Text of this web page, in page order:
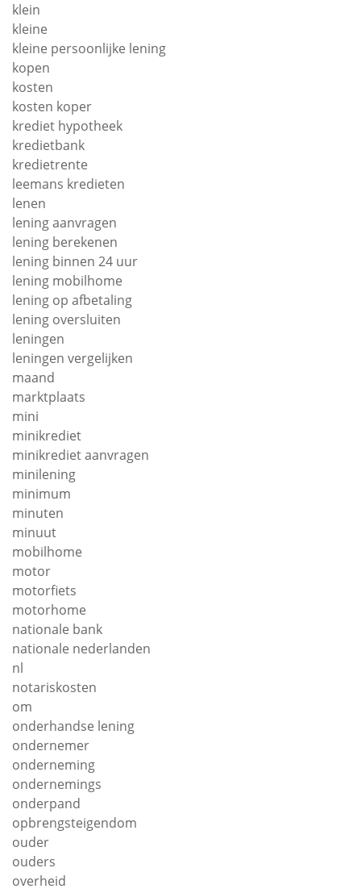
klein
kleine
kleine persoonlijke lening
kopen
kosten
kosten koper
krediet hypotheek
kredietbank
kredietrente
leemans kredieten
lenen
lening aanvragen
lening berekenen
lening binnen 24 uur
lening mobilhome
lening op afbetaling
lening oversluiten
leningen
leningen vergelijken
maand
marktplaats
mini
minikrediet
minikrediet aanvragen
minilening
minimum
minuten
minuut
mobilhome
motor
motorfiets
motorhome
nationale bank
nationale nederlanden
nl
notariskosten
om
onderhandse lening
ondernemer
onderneming
ondernemings
onderpand
opbrengsteigendom
ouder
ouders
overheid